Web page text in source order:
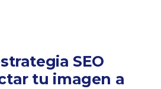
SEO
tu imagen a